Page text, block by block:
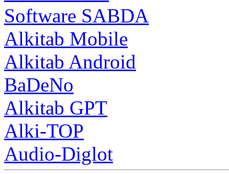
Software SABDA
Alkitab Mobile
Alkitab Android
BaDeNo
Alkitab GPT
Alki-TOP
Audio-Diglot